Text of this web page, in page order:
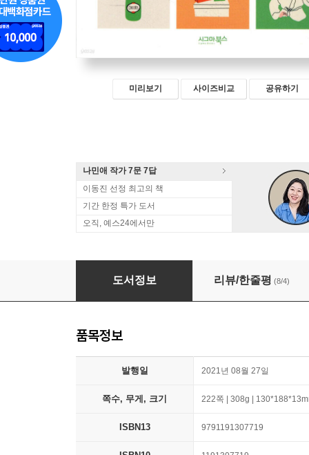
미리보기 사이즈비교 공유하기
나민애 작가 7문 7답
이동진 선정 최고의 책
기간 한정 특가 도서
오직, 예스24에서만
60세부터 인생을 즐기기 위해 중요한 것
도서정보 리뷰/한줄평 (8/4)
품목정보
발행일 2021년 08월 27일
쪽수, 무게, 크기 222쪽 | 308g |
ISBN13 9791191307719